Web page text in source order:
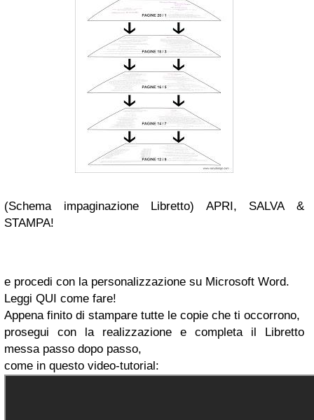
(Schema impaginazione Libretto) APRI, SALVA &
STAMPA!
e procedi con la personalizzazione su Microsoft Word.
Leggi QUI come fare!
Appena finito di stampare tutte le copie che ti occorrono,
prosegui con la realizzazione e completa il Libretto
messa passo dopo passo,
come in questo video-tutorial: